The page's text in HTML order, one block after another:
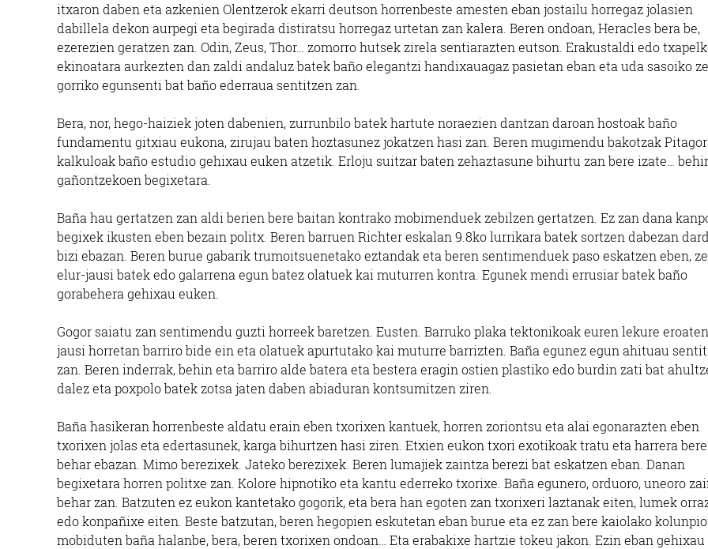
itxaron daben eta azkenien Olentzerok ekarri deutson horrenbeste amesten eban jostailu horregaz jolasien
dabillela dekon aurpegi eta begirada distiratsu horregaz urtetan zan kalera. Beren ondoan, Heracles bera be,
ezerezien geratzen zan. Odin, Zeus, Thor… zomorro hutsek zirela sentiarazten eutson. Erakustaldi edo
ekinoatara aurkezten dan zaldi andaluz batek baño elegantzi handixauagaz pasietan eban eta uda sasoiko
gorriko egunsenti bat baño ederraua sentitzen zan.
Bera, nor, hego-haiziek joten dabenien, zurrunbilo batek hartute noraezien dantzan daroan hostoak baño
fundamentu gitxiau eukona, zirujau baten hoztasunez jokatzen hasi zan. Beren mugimendu bakotzak
kalkuloak baño estudio gehixau euken atzetik. Erloju suitzar baten zehaztasune bihurtu zan bere izate…
gañontzekoen begixetara.
Baña hau gertatzen zan aldi berien bere baitan kontrako mobimenduek zebilzen gertatzen. Ez zan dana
begixek ikusten eben bezain politx. Beren barruen Richter eskalan 9.8ko lurrikara batek sortzen dabezan
bizi ebazan. Beren burue gabarik trumoitsuenetako eztandak eta beren sentimenduek paso eskatzen eben,
elur-jausi batek edo galarrena egun batez olatuek kai muturren kontra. Egunek mendi errusiar batek baño
gorabehera gehixau euken.
Gogor saiatu zan sentimendu guzti horreek baretzen. Eusten. Barruko plaka tektonikoak euren lekure
jausi horretan barriro bide ein eta olatuek apurtutako kai muturre barrizten. Baña egunez egun ahituau
zan. Beren inderrak, behin eta barriro alde batera eta bestera eragin ostien plastiko edo burdin zati bat
dalez eta poxpolo batek zotsa jaten daben abiaduran kontsumitzen ziren.
Baña hasikeran horrenbeste aldatu erain eben txorixen kantuek, horren zoriontsu eta alai egonarazten eben
txorixen jolas eta edertasunek, karga bihurtzen hasi ziren. Etxien eukon txori exotikoak tratu eta harrera
behar ebazan. Mimo berezixek. Jateko berezixek. Beren lumajiek zaintza berezi bat eskatzen eban. Danan
begixetara horren politxe zan. Kolore hipnotiko eta kantu ederreko txorixe. Baña egunero, orduoro, uneoro
behar zan. Batzuten ez eukon kantetako gogorik, eta bera han egoten zan txorixeri laztanak eiten, lumek
edo konpañixe eiten. Beste batzutan, beren hegopien eskutetan eban burue eta ez zan bere kaiolako
mobiduten baña halanbe, bera, beren txorixen ondoan… Eta erabakixe hartzie tokeu jakon. Ezin eban gehixau